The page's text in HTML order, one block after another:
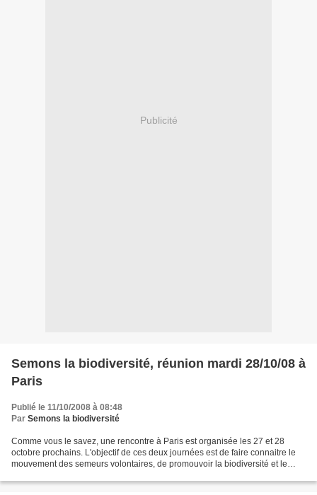
Publicité
Semons la biodiversité, réunion mardi 28/10/08 à
Paris
Publié le 11/10/2008 à 08:48
Par Semons la biodiversité
Comme vous le savez, une rencontre à Paris est organisée les 27 et 28
octobre prochains. L'objectif de ces deux journées est de faire connaitre le
mouvement des semeurs volontaires, de promouvoir la biodiversité et le